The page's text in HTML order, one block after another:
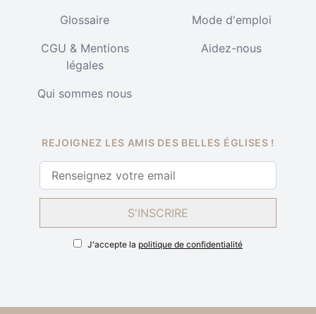
Glossaire
Mode d'emploi
CGU & Mentions
légales
Aidez-nous
Qui sommes nous
REJOIGNEZ LES AMIS DES BELLES ÉGLISES !
S'INSCRIRE
J'accepte la politique de confidentialité